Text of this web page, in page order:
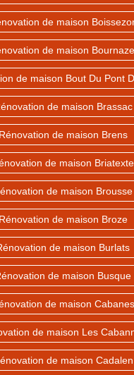
de maison
de maison
de maison Bout Du Pont
de maison Brassac
Rénovation de maison Brens
de maison Briatexte
de maison Brousse
Rénovation de maison Broze
de maison Burlats
de maison Busque
de maison Cabanes
de maison Les
de maison Cadalen